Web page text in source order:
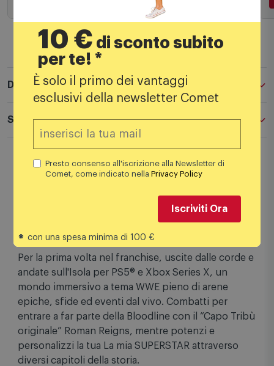
Descrizione
Specifiche tecniche
L'esplorazione epica arriva in WWE 2K25 sull'Isola
(solo PS5® e Xbox Series X). Celebra la Bloodline
nello Showcase. Gareggia online in Il mio GM. Lotta
intergender, tuffi dalle barricate e molto altro!
DOMINA AL DI LÀ DEL RING
Per la prima volta nel franchise, uscite dalle corde e
andate sull'Isola per PS5® e Xbox Series X, un
mondo immersivo a tema WWE pieno di arene
epiche, sfide ed eventi dal vivo. Combatti per
entrare a far parte della Bloodline con il “Capo Tribù
originale” Roman Reigns, mentre potenzi e
personalizzi la tua La mia SUPERSTAR attraverso
diversi capitoli della storia.
10 € di sconto subito
per te! *
È solo il primo dei vantaggi
esclusivi della newsletter Comet
Presto consenso all'iscrizione alla Newsletter di
Comet, come indicato nellaPrivacy Policy
Iscriviti Ora
* con una spesa minima di 100 €